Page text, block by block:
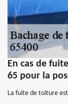
En cas de
65 pour la
La fuite de toiture